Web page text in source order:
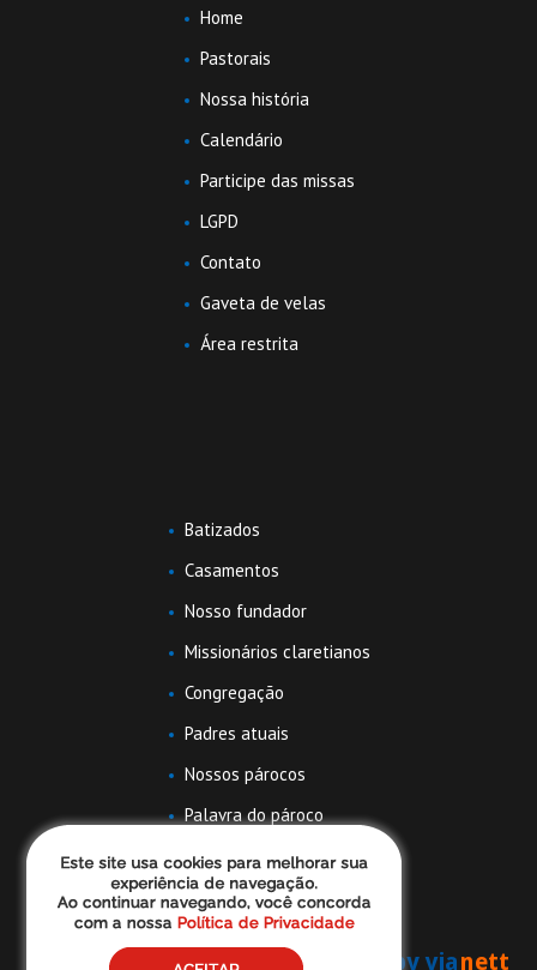
Home
Pastorais
Nossa história
Calendário
Participe das missas
LGPD
Contato
Gaveta de velas
Área restrita
Batizados
Casamentos
Nosso fundador
Missionários claretianos
Congregação
Padres atuais
Nossos párocos
Palavra do pároco
Famílias claretianas
Todos direitos reservados - Rosario RP © by vianett